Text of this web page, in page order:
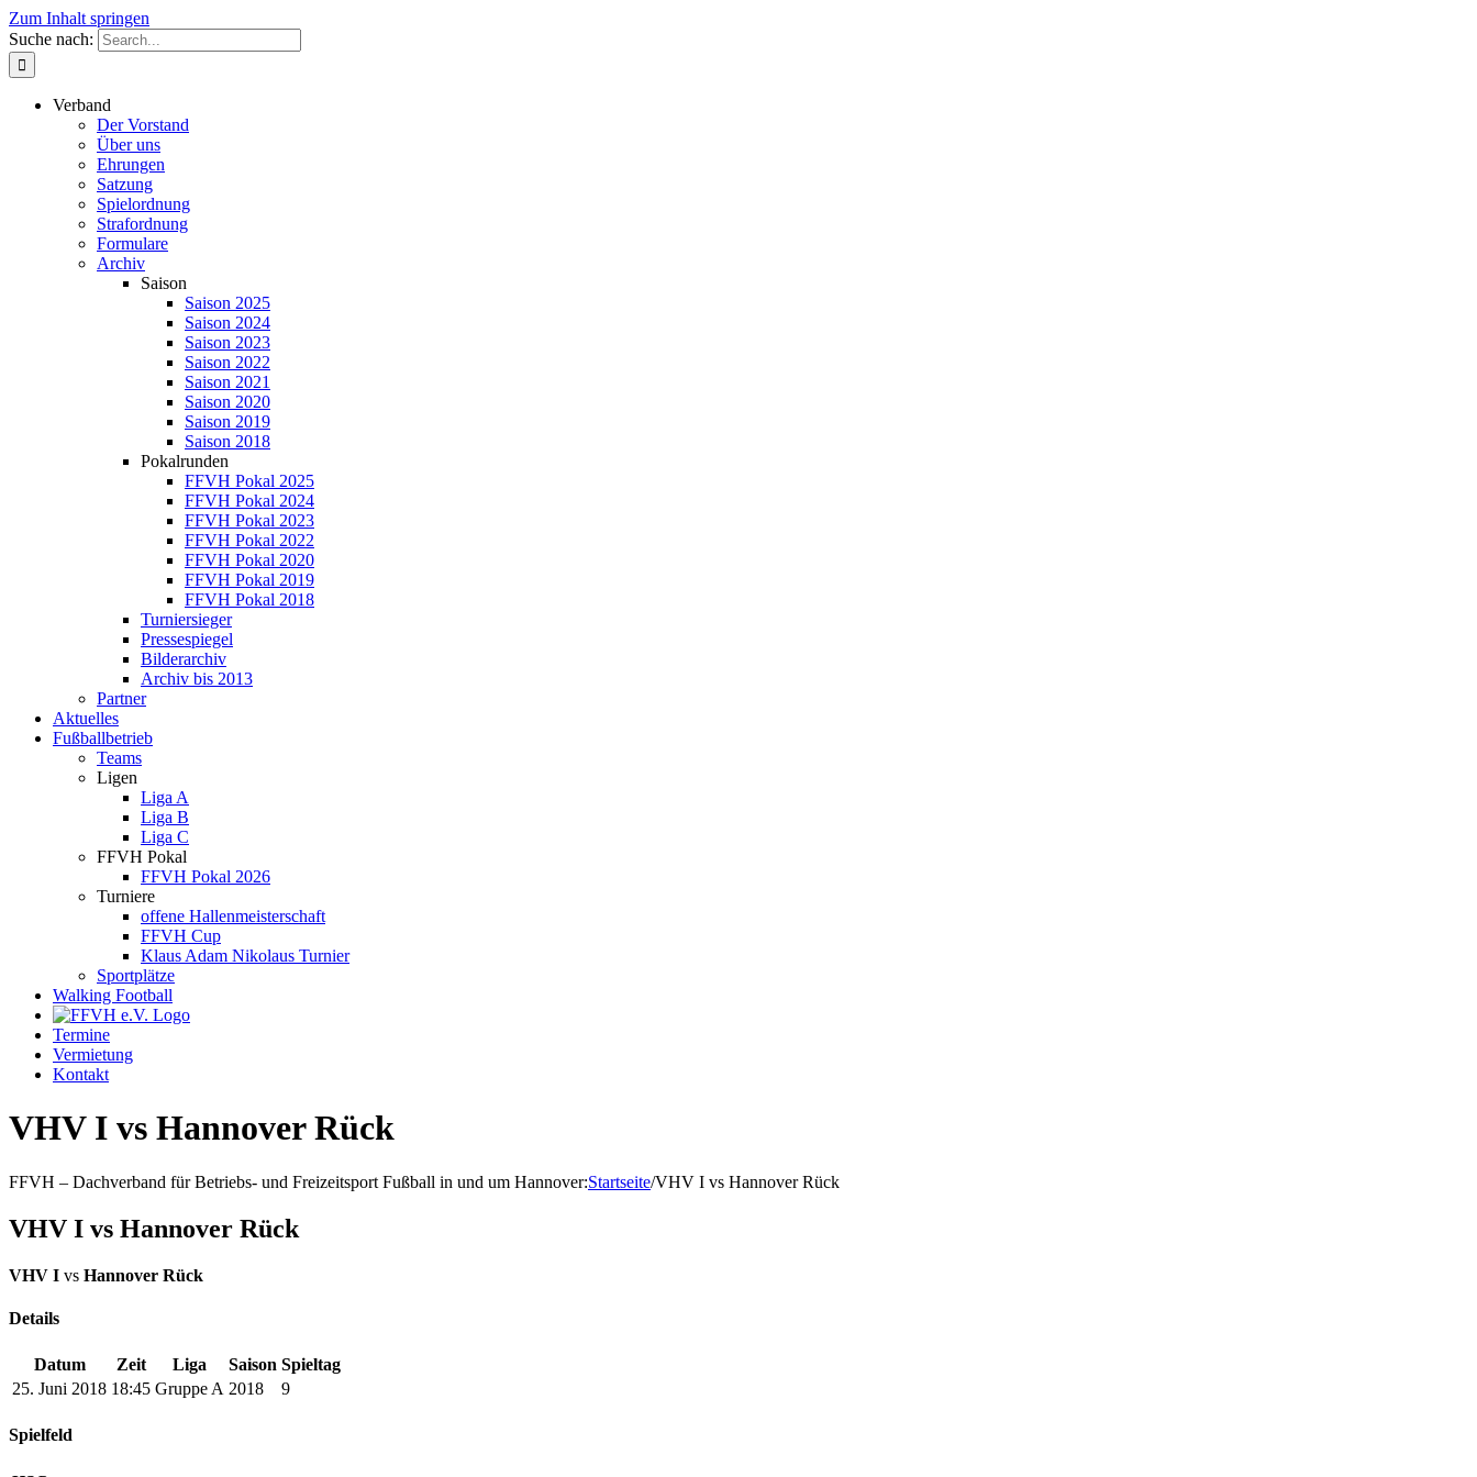
Zum Inhalt springen
Suche nach:
Verband
Der Vorstand
Über uns
Ehrungen
Satzung
Spielordnung
Strafordnung
Formulare
Archiv
Saison
Saison 2025
Saison 2024
Saison 2023
Saison 2022
Saison 2021
Saison 2020
Saison 2019
Saison 2018
Pokalrunden
FFVH Pokal 2025
FFVH Pokal 2024
FFVH Pokal 2023
FFVH Pokal 2022
FFVH Pokal 2020
FFVH Pokal 2019
FFVH Pokal 2018
Turniersieger
Pressespiegel
Bilderarchiv
Archiv bis 2013
Partner
Aktuelles
Fußballbetrieb
Teams
Ligen
Liga A
Liga B
Liga C
FFVH Pokal
FFVH Pokal 2026
Turniere
offene Hallenmeisterschaft
FFVH Cup
Klaus Adam Nikolaus Turnier
Sportplätze
Walking Football
Termine
Vermietung
Kontakt
VHV I vs Hannover Rück
FFVH – Dachverband für Betriebs- und Freizeitsport Fußball in und um Hannover:Startseite/VHV I vs Hannover Rück
VHV I vs Hannover Rück
VHV I vs Hannover Rück
Details
Datum Zeit Liga Saison Spieltag
25. Juni 2018 18:45 Gruppe A 2018 9
Spielfeld